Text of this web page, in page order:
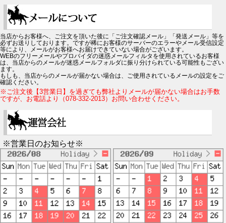
当店からお客様へ、ご注文を頂いた後に「ご注文確認メール」「発送メール」等を
必ずお送りしております。ですが稀にお客様のサーバーのエラーやメール受信設定
等により、メールがお客様へお届けできていない場合がございます。
WEBのフリーメールやプロバイダの迷惑メールフィルタを使用されているお客様
は、当店からのメールが迷惑メールフォルダに振り分けられている可能性もござい
ます。
もしも、当店からのメールが届かない場合は、ご使用されているメールの設定をご
確認ください。
※ご注文後【3営業日】を過ぎても弊社よりメールが届かない場合はお手数
ですが、お電話より（078-332-2013）お問い合わせください。
※営業日のお知らせ※